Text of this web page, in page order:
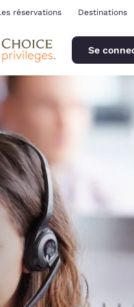
réservations Destinations
Se